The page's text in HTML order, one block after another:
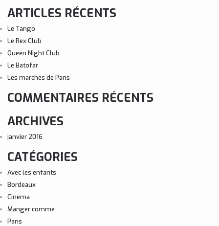
ARTICLES RÉCENTS
Le Tango
Le Rex Club
Queen Night Club
Le Batofar
Les marchés de Paris
COMMENTAIRES RÉCENTS
ARCHIVES
janvier 2016
CATÉGORIES
Avec les enfants
Bordeaux
Cinema
Manger comme
Paris